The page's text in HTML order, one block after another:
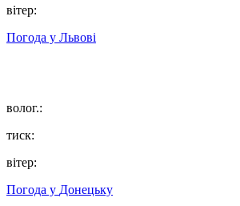
вітер:
Погода у Львові
волог.:
тиск:
вітер:
Погода у Донецьку